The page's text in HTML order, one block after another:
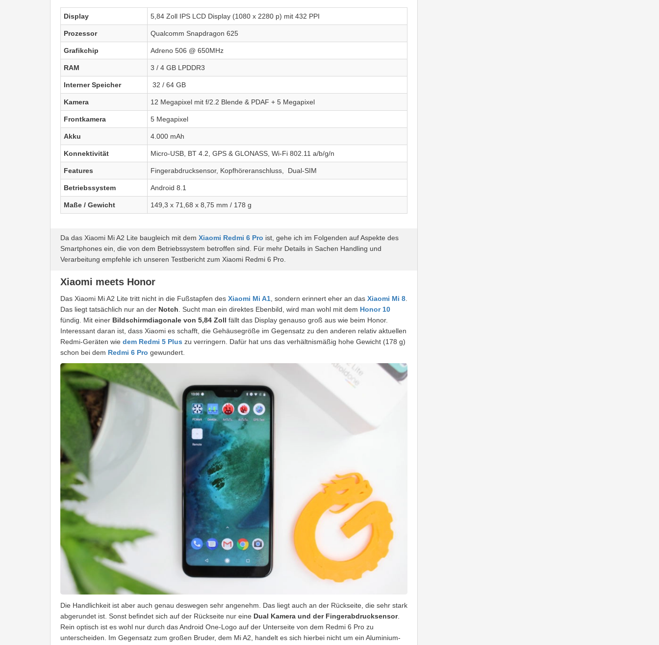
Display 5,84 Zoll IPS LCD Display (1080 x 2280 p) mit 432 PPI
Prozessor Qualcomm Snapdragon 625
Grafikchip Adreno 506 @ 650MHz
RAM 3 / 4 GB LPDDR3
Interner Speicher 32 / 64 GB
Kamera 12 Megapixel mit f/2.2 Blende & PDAF + 5 Megapixel
Frontkamera 5 Megapixel
Akku 4.000 mAh
Konnektivität Micro-USB, BT 4.2, GPS & GLONASS, Wi-Fi 802.11 a/b/g/n
Features Fingerabdrucksensor, Kopfhöreranschluss, Dual-SIM
Betriebssystem Android 8.1
Maße / Gewicht 149,3 x 71,68 x 8,75 mm / 178 g
Da das Xiaomi Mi A2 Lite baugleich mit dem Xiaomi Redmi 6 Pro ist, gehe ich im Folgenden auf Aspekte des
Smartphones ein, die von dem Betriebssystem betroffen sind. Für mehr Details in Sachen Handling und
Verarbeitung empfehle ich unseren Testbericht zum Xiaomi Redmi 6 Pro.
Xiaomi meets Honor
Das Xiaomi Mi A2 Lite tritt nicht in die Fußstapfen des Xiaomi Mi A1 , sondern erinnert eher an das Xiaomi Mi 8
Das liegt tatsächlich nur an der Notch . Sucht man ein direktes Ebenbild, wird man wohl mit dem Honor 10
fündig. Mit einer Bildschirmdiagonale von 5,84 Zoll fällt das Display genauso groß aus wie beim Honor.
Interessant daran ist, dass Xiaomi es schafft, die Gehäusegröße im Gegensatz zu den anderen relativ aktuellen
Redmi-Geräten wie dem Redmi 5 Plus zu verringern. Dafür hat uns das verhältnismäßig hohe Gewicht (178 g)
schon bei dem Redmi 6 Pro gewundert.
Die Handlichkeit ist aber auch genau deswegen sehr angenehm. Das liegt auch an der Rückseite, die sehr stark
abgerundet ist. Sonst befindet sich auf der Rückseite nur eine Dual Kamera und der Fingerabdrucksensor.
Rein optisch ist es wohl nur durch das Android One-Logo auf der Unterseite von dem Redmi 6 Pro zu
unterscheiden. Im Gegensatz zum großen Bruder, dem Mi A2, handelt es sich hierbei nicht um ein Aluminium-